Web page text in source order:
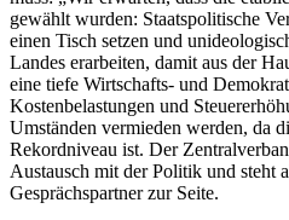
gewählt wurden: Staatspolitische
einen Tisch setzen und
Landes erarbeiten, damit aus der
eine tiefe Wirtschafts- und
Kostenbelastungen und
Umständen vermieden werden, da
Rekordniveau ist. Der
Austausch mit der Politik und steht
Gesprächspartner zur Seite.